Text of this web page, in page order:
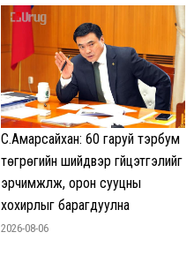
С.Амарсайхан: 60 гаруй тэрбум
төгрөгийн шийдвэр гүйцэтгэлийг
эрчимжүүлж, орон сууцны
хохирлыг барагдуулна
2026-08-06